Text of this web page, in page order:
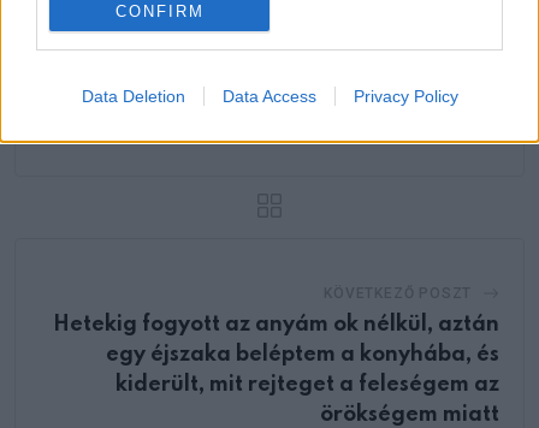
CONFIRM
Data Deletion Data Access Privacy Policy
ELŐZŐ POSZT
felsőbbrendűnek hiszik magukat: 10
Hetekig fogyott az anyám ok nélkül, aztán
egy éjszaka beléptem a konyhába, és
kiderült, mit rejteget a feleségem az
örökségem miatt